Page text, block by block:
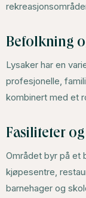
Befolkning
Lysaker har en
profesjonelle,
kombinert med et
Fasiliteter
Området byr på et
kjøpesentre,
barnehager og